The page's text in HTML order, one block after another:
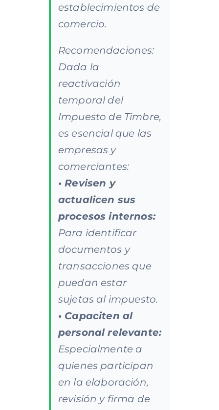
establecimientos de
comercio.
Recomendaciones:
Dada la
reactivación
temporal del
Impuesto de Timbre,
es esencial que las
empresas y
comerciantes:
• Revisen y
actualicen sus
procesos internos:
Para identificar
documentos y
transacciones que
puedan estar
sujetas al impuesto.
• Capaciten al
personal relevante:
Especialmente a
quienes participan
en la elaboración,
revisión y firma de